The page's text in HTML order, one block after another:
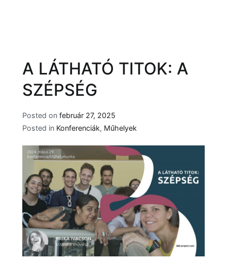
A LÁTHATÓ TITOK: A
SZÉPSÉG
Posted on február 27, 2025
Posted in Konferenciák, Műhelyek